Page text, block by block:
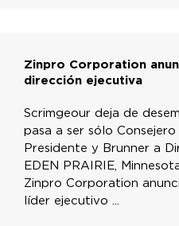
Zinpro Corporation
dirección ejecutiva
Scrimgeour deja de
pasa a ser sólo
Presidente y Brunner a
EDEN PRAIRIE,
Zinpro Corporation
líder ejecutivo ...